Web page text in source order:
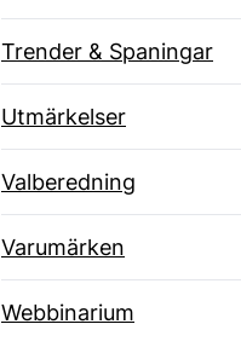
Trender & Spaningar
Utmärkelser
Valberedning
Varumärken
Webbinarium